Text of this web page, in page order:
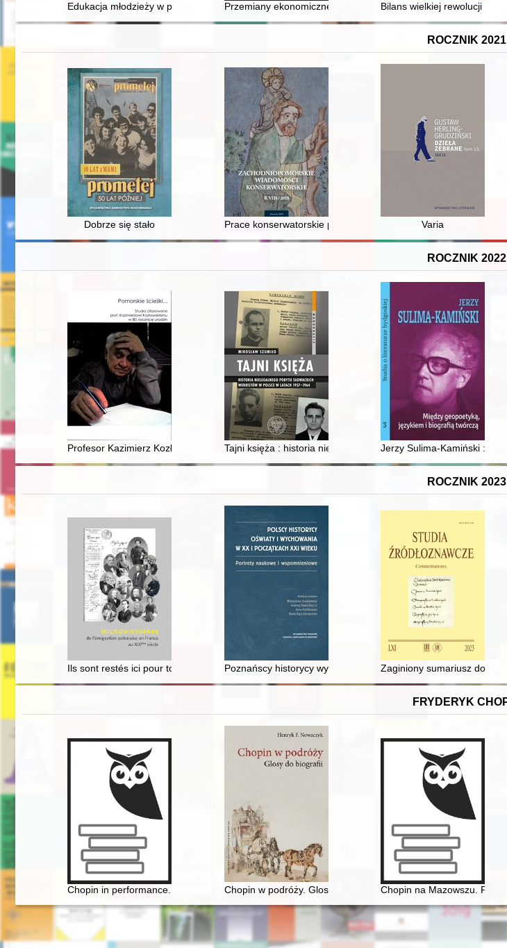
Edukacja młodzieży w prasie społeczno-kulturalnej i pedagogicznej Królestwa Polskiego w latach
Przemiany ekonomiczne i społeczne na wsiBilans wielkiej rewolucji
ROCZNIK 2021
Dobrze się stało Prace konserwatorskie przy polichromiach w kościele w
Varia
ROCZNIK 2022
Profesor Kazimierz Kozłowski : człowiek kultury, nauki i polityki w społecznej służbie
Tajni księża : historia nielegalnego pobytu słowackich
Jerzy Sulima-Kamiński :
ROCZNIK 2023
Ils sont restés ici pour toujours : le devenir des participants de la Grande Émigration avant et après
Poznańscy historycy wychowania zapisani w pamięci
Zaginiony sumariusz
FRYDERYK
Chopin in performance. History, theory, practiceChopin w podróży. Glosy do biografiiChopin na Mazowszu.